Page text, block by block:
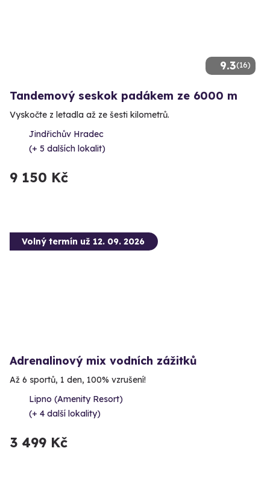
9.3(16)
Tandemový seskok padákem ze 6000 m
Vyskočte z letadla až ze šesti kilometrů.
Jindřichův Hradec
(+ 5 dalších lokalit)
9 150 Kč
Volný termín už 12. 09. 2026
Adrenalinový mix vodních zážitků
Až 6 sportů, 1 den, 100% vzrušení!
Lipno (Amenity Resort)
(+ 4 další lokality)
3 499 Kč